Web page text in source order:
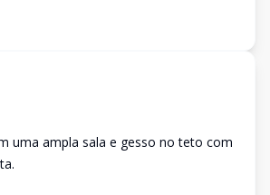
uma ampla sala e gesso no teto com